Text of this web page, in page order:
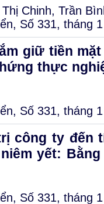
Chinh, Trần
Số 331, tháng
giữ tiền
thực
Số 331, tháng
công ty đến
yết:
Số 331, tháng